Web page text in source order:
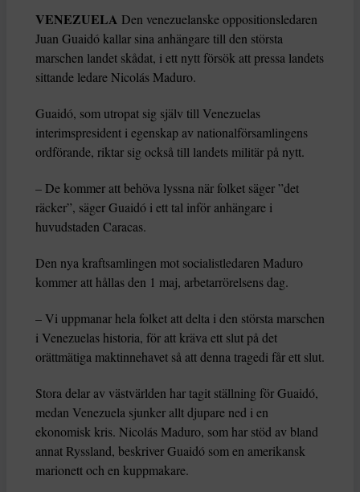
VENEZUELA Den venezuelanske oppositionsledaren
Juan Guaidó kallar sina anhängare till den största
marschen landet skådat, i ett nytt försök att pressa landets
sittande ledare Nicolás Maduro.
Guaidó, som utropat sig själv till Venezuelas
interimspresident i egenskap av nationalförsamlingens
ordförande, riktar sig också till landets militär på nytt.
– De kommer att behöva lyssna när folket säger ”det
räcker”, säger Guaidó i ett tal inför anhängare i
huvudstaden Caracas.
Den nya kraftsamlingen mot socialistledaren Maduro
kommer att hållas den 1 maj, arbetarrörelsens dag.
– Vi uppmanar hela folket att delta i den största marschen
i Venezuelas historia, för att kräva ett slut på det
orättmätiga maktinnehavet så att denna tragedi får ett slut.
Stora delar av västvärlden har tagit ställning för Guaidó,
medan Venezuela sjunker allt djupare ned i en
ekonomisk kris. Nicolás Maduro, som har stöd av bland
annat Ryssland, beskriver Guaidó som en amerikansk
marionett och en kuppmakare.